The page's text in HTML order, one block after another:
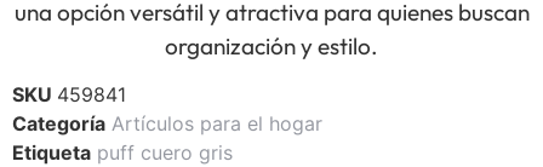
una opción versátil y atractiva para quienes buscan
organización y estilo.
SKU 459841
Categoría Artículos para el hogar
Etiqueta puff cuero gris